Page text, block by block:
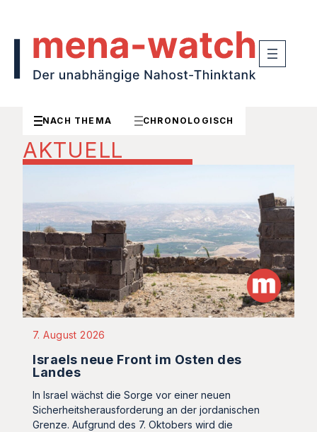
NACH THEMA CHRONOLOGISCH
AKTUELL
7. August 2026
Israels neue Front im Osten des
Landes
In Israel wächst die Sorge vor einer neuen
Sicherheitsherausforderung an der jordanischen
Grenze. Aufgrund des 7. Oktobers wird die